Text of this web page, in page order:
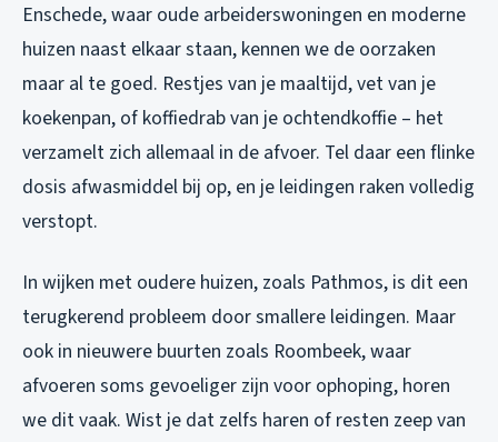
Enschede, waar oude arbeiderswoningen en moderne
huizen naast elkaar staan, kennen we de oorzaken
maar al te goed. Restjes van je maaltijd, vet van je
koekenpan, of koffiedrab van je ochtendkoffie – het
verzamelt zich allemaal in de afvoer. Tel daar een flinke
dosis afwasmiddel bij op, en je leidingen raken volledig
verstopt.
In wijken met oudere huizen, zoals Pathmos, is dit een
terugkerend probleem door smallere leidingen. Maar
ook in nieuwere buurten zoals Roombeek, waar
afvoeren soms gevoeliger zijn voor ophoping, horen
we dit vaak. Wist je dat zelfs haren of resten zeep van